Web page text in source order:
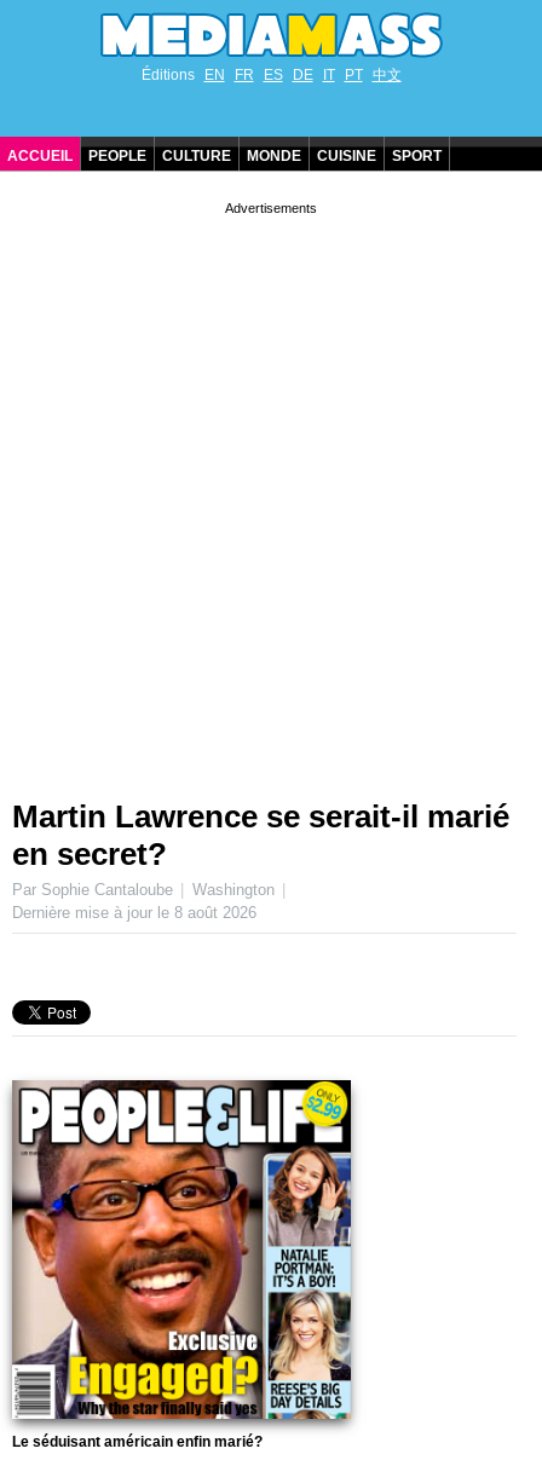
Éditions EN FR ES DE IT PT 中文
ACCUEIL PEOPLE CULTURE MONDE CUISINE SPORT
Martin Lawrence se serait-il marié
en secret?
Par Sophie Cantaloube
Washington
Dernière mise à jour le 8 août 2026
Le séduisant américain enfin marié?